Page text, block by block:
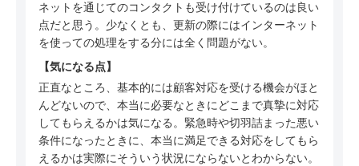
50代 男性（千葉県）のSBI損保についての口コ
ミ
60代 男性（青森県）のSBI損保についての口コ
ミ
60代 男性（福井県）のSBI損保についての口コ
ミ
50代 男性（大阪府）のSBI損保についての口コ
ネットを通じてのコンタクトも受け付けているのは良い
点だと思う。少なくとも、更新の際にはインターネット
を使っての処理をする分には全く問題がない。
気になる点
正直なところ、基本的には顧客対応を受ける機会がほと
んどないので、本当に必要なときにどこまで真摯に対応
してもらえるかは気になる。緊急時や切羽詰まった悪い
条件になったときに、本当に満足できる対応をしてもら
えるかは実際にそういう状況にならないとわからない。